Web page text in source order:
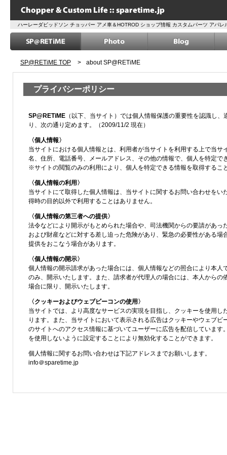
ハーレーダビッドソン チョッパー アメ車＆HOTROD ショップ情報 カスタムパーツ アパレ
SP@RETiME TOP > about SP@RETiME
プライバシーポリシー
SP@RETiME （以下、当サイト）では個人情報保護の重要性を認識し
り、次の通り定めます。（2009/11/2 現在）
〈個人情報〉
当サイトにおける個人情報とは、利用者が当サイトを利用する上で当サ
名、住所、電話番号、メールアドレス、その他の情報で、個人を特定で
※サイトの閲覧のみの利用により、個人を特定できる情報を取得するこ
〈個人情報の利用〉
当サイトにて取得した個人情報は、当サイトに関するお問い合わせをい
得時の目的以外で利用することはありません。
〈個人情報の第三者への提供〉
法令などにより開示がもとめられた場合や、司法機関からの要請があっ
および財産などに対する差し迫った危険があり、緊急の必要性がある場
提供をおこなう場合があります。
〈個人情報の開示〉
個人情報の開示請求があった場合には、個人情報などの照合により本人
のみ、開示いたします。また、請求者が代理人の場合には、本人からの
場合に限り、開示いたします。
〈クッキーおよびウェブビーコンの使用〉
当サイトでは、より高度なサービスの実現を目指し、クッキーを使用し
ります。また、当サイトにおいて表示される広告はクッキーやウェブビ
のサイトへのアクセス情報に基づいてユーザーに広告を配信しています
を使用しないように設定することにより無効化することができます。
個人情報に関するお問い合わせは下記アドレスまでお願いします。
info＠sparetime.jp